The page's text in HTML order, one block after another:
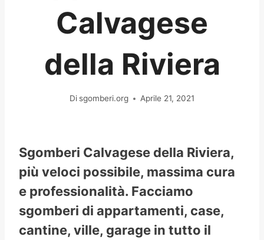
Calvagese
della Riviera
Di sgomberi.org Aprile 21, 2021
Sgomberi Calvagese della Riviera,
più veloci possibile, massima cura
e professionalità. Facciamo
sgomberi di appartamenti, case,
cantine, ville, garage in tutto il